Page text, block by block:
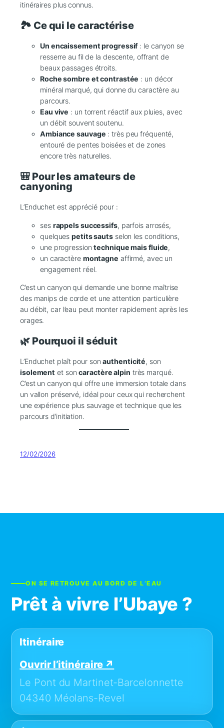
itinéraires plus connus.
🏞️ Ce qui le caractérise
Un encaissement progressif: le canyon se
resserre au fil de la descente, offrant de
beaux passages étroits.
Roche sombre et contrastée : un décor
minéral marqué, qui donne du caractère au
parcours.
Eau vive : un torrent réactif aux pluies, avec
un débit souvent soutenu.
Ambiance sauvage : très peu fréquenté,
entouré de pentes boisées et de zones
encore très naturelles.
🎒 Pour les amateurs de
canyoning
L’Enduchet est apprécié pour :
ses rappels successifs, parfois arrosés,
quelquespetits sautsselon les conditions,
une progressiontechnique mais fluide,
un caractère montagne affirmé, avec un
engagement réel.
C’est un canyon qui demande une bonne maîtrise
des manips de corde et une attention particulière
au débit, car l’eau peut monter rapidement après les
orages.
🌿 Pourquoi il séduit
L’Enduchet plaît pour sonauthenticité, son
isolement et soncaractère alpin très marqué.
C’est un canyon qui offre une immersion totale dans
un vallon préservé, idéal pour ceux qui recherchent
une expérience plus sauvage et technique que les
parcours d’initiation.
12/02/2026
ON SE RETROUVE AU BORD DE L’EAU
Prêt à vivre l’Ubaye ?
Itinéraire
Ouvrir l’itinéraire ↗
Le Pont du Martinet-Barcelonnette
04340 Méolans-Revel